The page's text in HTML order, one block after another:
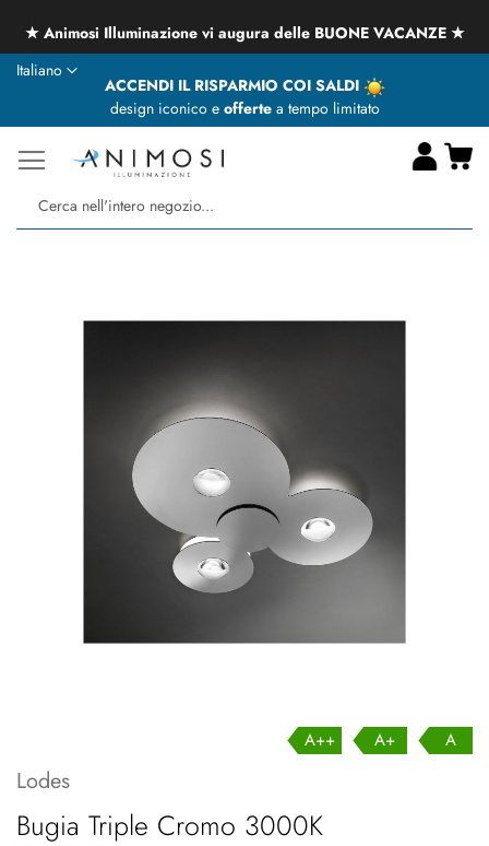
★ Animosi Illuminazione vi augura delle BUONE VACANZE ★
ACCENDI IL RISPARMIO COI SALDI
design iconico e offertea tempo limitato
Lingua
Italiano
A++ A+ A
Lodes
Bugia Triple Cromo 3000K